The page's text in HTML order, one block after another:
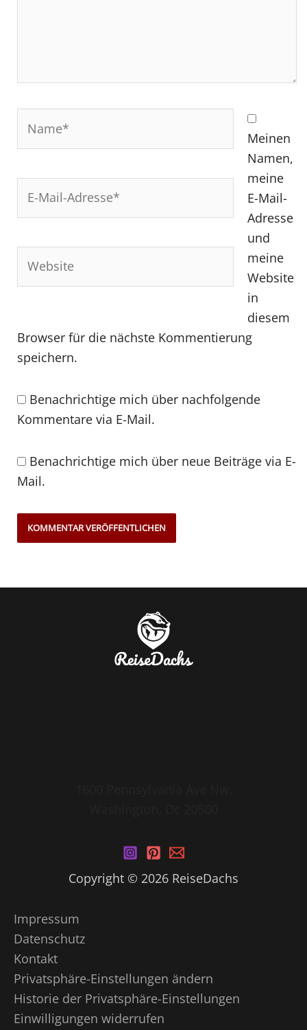
Mail-
Meinen
Namen,
meine
E-Mail-
Adresse
und
meine
Website
in
diesem
Browser für die nächste Kommentierung
speichern.
Benachrichtige mich über nachfolgende
Kommentare via E-Mail.
Benachrichtige mich über neue Beiträge via E-
Mail.
Copyright © 2026 ReiseDachs
Impressum
Datenschutz
Kontakt
Privatsphäre-Einstellungen ändern
Historie der Privatsphäre-Einstellungen
Einwilligungen widerrufen